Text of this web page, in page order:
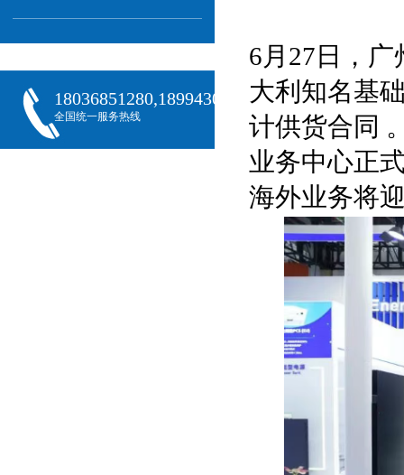
18036851280,18994301288,18068407382
全国统一服务热线
6月27日，
大利知名基
计供货合同
业务中心正
海外业务将